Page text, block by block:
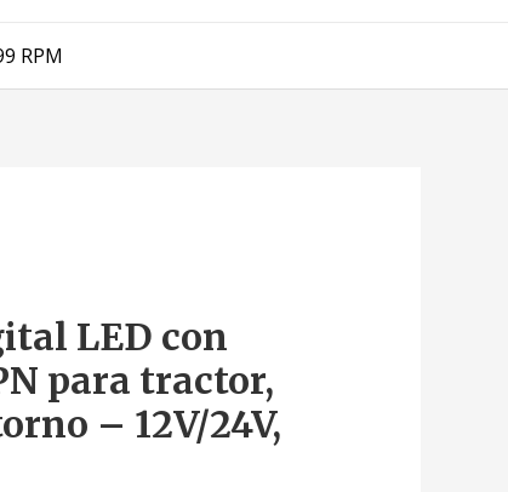
RPM
LED con
para tractor,
– 12V/24V,